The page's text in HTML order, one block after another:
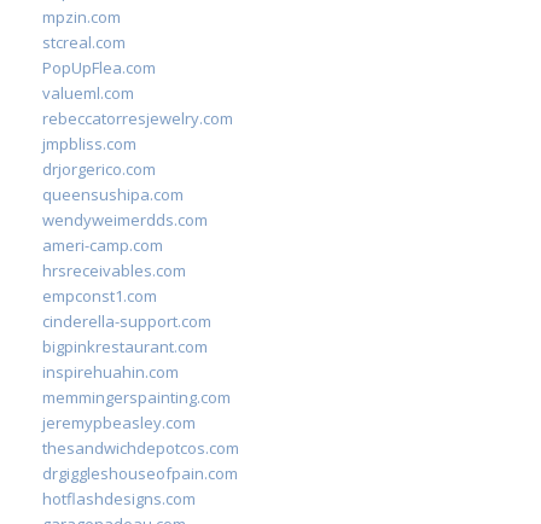
mpzin.com
stcreal.com
PopUpFlea.com
valueml.com
rebeccatorresjewelry.com
jmpbliss.com
drjorgerico.com
queensushipa.com
wendyweimerdds.com
ameri-camp.com
hrsreceivables.com
empconst1.com
cinderella-support.com
bigpinkrestaurant.com
inspirehuahin.com
memmingerspainting.com
jeremypbeasley.com
thesandwichdepotcos.com
drgiggleshouseofpain.com
hotflashdesigns.com